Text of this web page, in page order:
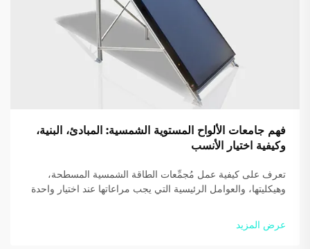
فهم جامعات الألواح المستوية الشمسية: المبادئ، البنية،
وكيفية اختيار الأنسب
تعرف على كيفية عمل مُجمِّعات الطاقة الشمسية المسطحة،
وهيكليتها، والعوامل الرئيسية التي يجب مراعاتها عند اختيار واحدة
عرض المزيد